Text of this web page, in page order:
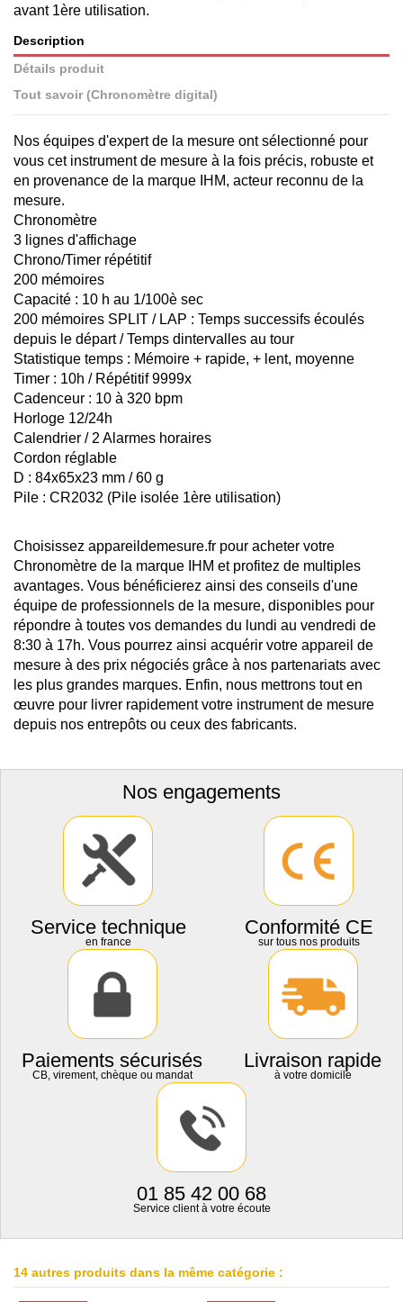
avant 1ère utilisation.
Description
Détails produit
Tout savoir (Chronomètre digital)
Nos équipes d'expert de la mesure ont sélectionné pour
vous cet instrument de mesure à la fois précis, robuste et
en provenance de la marque IHM, acteur reconnu de la
mesure.
Chronomètre
3 lignes d'affichage
Chrono/Timer répétitif
200 mémoires
Capacité : 10 h au 1/100è sec
200 mémoires SPLIT / LAP : Temps successifs écoulés
depuis le départ / Temps dintervalles au tour
Statistique temps : Mémoire + rapide, + lent, moyenne
Timer : 10h / Répétitif 9999x
Cadenceur : 10 à 320 bpm
Horloge 12/24h
Calendrier / 2 Alarmes horaires
Cordon réglable
D : 84x65x23 mm / 60 g
Pile : CR2032 (Pile isolée 1ère utilisation)
Choisissez appareildemesure.fr pour acheter votre
Chronomètre de la marque IHM et profitez de multiples
avantages. Vous bénéficierez ainsi des conseils d'une
équipe de professionnels de la mesure, disponibles pour
répondre à toutes vos demandes du lundi au vendredi de
8:30 à 17h. Vous pourrez ainsi acquérir votre appareil de
mesure à des prix négociés grâce à nos partenariats avec
les plus grandes marques. Enfin, nous mettrons tout en
œuvre pour livrer rapidement votre instrument de mesure
depuis nos entrepôts ou ceux des fabricants.
Nos engagements
Service technique
en france
Conformité CE
sur tous nos produits
Paiements sécurisés
CB, virement, chèque ou mandat
Livraison rapide
à votre domicile
01 85 42 00 68
Service client à votre écoute
14 autres produits dans la même catégorie :